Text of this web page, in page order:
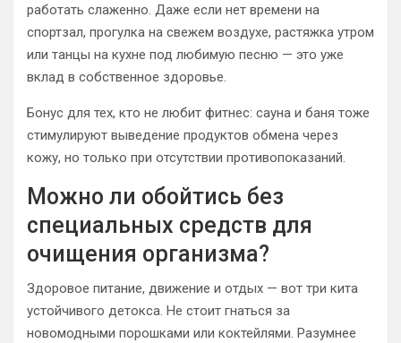
работать слаженно. Даже если нет времени на
спортзал, прогулка на свежем воздухе, растяжка утром
или танцы на кухне под любимую песню — это уже
вклад в собственное здоровье.
Бонус для тех, кто не любит фитнес: сауна и баня тоже
стимулируют выведение продуктов обмена через
кожу, но только при отсутствии противопоказаний.
Можно ли обойтись без
специальных средств для
очищения организма?
Здоровое питание, движение и отдых — вот три кита
устойчивого детокса. Не стоит гнаться за
новомодными порошками или коктейлями. Разумнее